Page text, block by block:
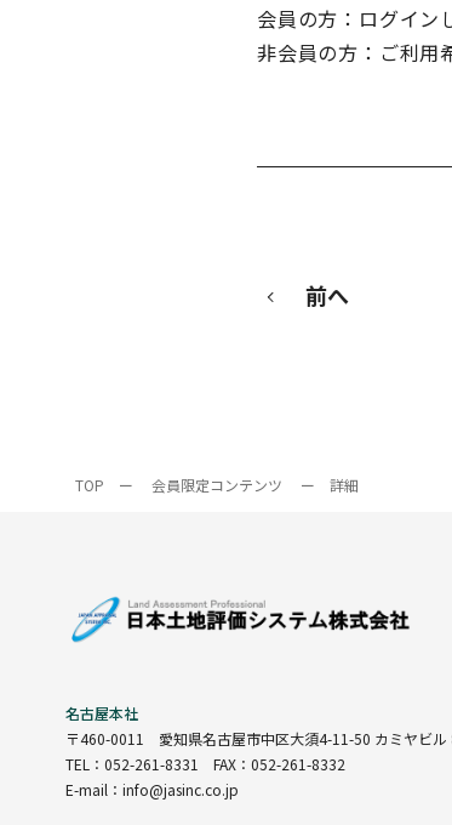
会員の方：ログイン
非会員の方：ご利用
前へ
TOP ー 会員限定コンテンツ ー 詳細
名古屋本社
〒460-0011 愛知県名古屋市中区大須4-11-50 カミヤビル
TEL：052-261-8331 FAX：052-261-8332
E-mail：info@jasinc.co.jp